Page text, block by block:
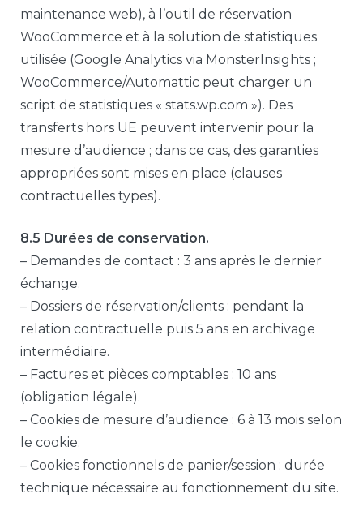
maintenance web), à l’outil de réservation
WooCommerce et à la solution de statistiques
utilisée (Google Analytics via MonsterInsights ;
WooCommerce/Automattic peut charger un
script de statistiques « stats.wp.com »). Des
transferts hors UE peuvent intervenir pour la
mesure d’audience ; dans ce cas, des garanties
appropriées sont mises en place (clauses
contractuelles types).
8.5 Durées de conservation.
– Demandes de contact : 3 ans après le dernier
échange.
– Dossiers de réservation/clients : pendant la
relation contractuelle puis 5 ans en archivage
intermédiaire.
– Factures et pièces comptables : 10 ans
(obligation légale).
– Cookies de mesure d’audience : 6 à 13 mois selon
le cookie.
– Cookies fonctionnels de panier/session : durée
technique nécessaire au fonctionnement du site.